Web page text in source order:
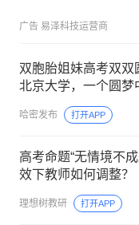
广告 易泽科技运营商
双胞胎姐妹高考双双
北京大学，一个圆梦
哈密发布 打开APP
高考命题“无情境不
效下教师如何调整？
理想树教研 打开APP